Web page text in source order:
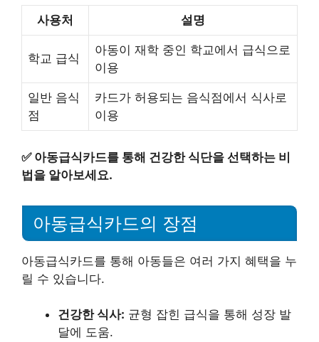
사용처 설명
학교 급식
아동이 재학 중인 학교에서 급식으로
이용
일반 음식
점
카드가 허용되는 음식점에서 식사로
이용
✅ 아동급식카드를 통해 건강한 식단을 선택하는 비
법을 알아보세요.
아동급식카드의 장점
아동급식카드를 통해 아동들은 여러 가지 혜택을 누
릴 수 있습니다.
건강한 식사: 균형 잡힌 급식을 통해 성장 발
달에 도움.